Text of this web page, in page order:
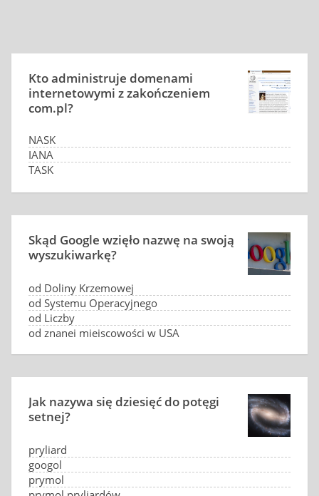
Kto administruje domenami
internetowymi z zakończeniem
com.pl?
NASK
IANA
TASK
Skąd Google wzięło nazwę na swoją
wyszukiwarkę?
od Doliny Krzemowej
od Systemu Operacyjnego
od Liczby
od znanej miejscowości w USA
Jak nazywa się dziesięć do potęgi
setnej?
pryliard
googol
prymol